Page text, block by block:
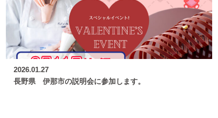
2026.01.27
長野県 伊那市の説明会に参加します。